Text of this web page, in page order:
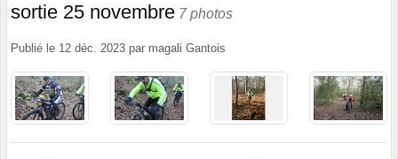
sortie 25 novembre 7 photos
Publié le 12 déc. 2023 par magali Gantois